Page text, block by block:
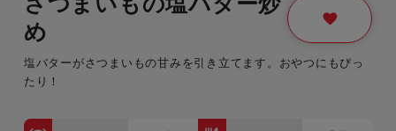
め
塩バターがさつまいもの甘みを引き立てます。おやつにもぴっ
たり！